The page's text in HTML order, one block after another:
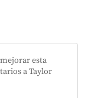
esta
a Taylor